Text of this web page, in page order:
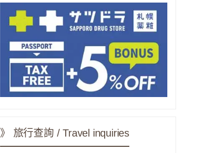
》 旅行查詢 / Travel inquiries